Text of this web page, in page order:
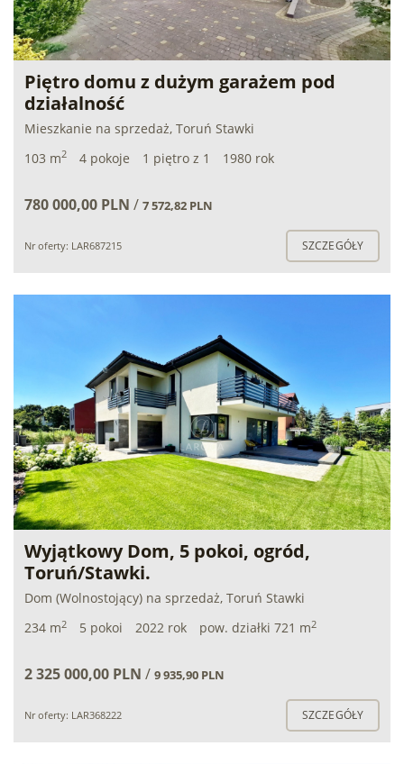
Piętro domu z dużym garażem pod
działalność
Mieszkanie na sprzedaż, Toruń Stawki
103 m2 4 pokoje 1 piętro z 1 1980 rok
780 000,00 PLN / 7 572,82 PLN
Nr oferty: LAR687215 SZCZEGÓŁY
Wyjątkowy Dom, 5 pokoi, ogród,
Toruń/Stawki.
Dom (Wolnostojący) na sprzedaż, Toruń Stawki
234 m2 5 pokoi 2022 rok pow. działki 721 m2
2 325 000,00 PLN / 9 935,90 PLN
Nr oferty: LAR368222 SZCZEGÓŁY